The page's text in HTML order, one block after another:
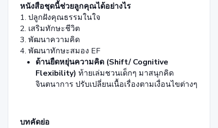
หนังสือชุดนี้ช่วยลูกคุณได้อย่างไร
1. ปลูกฝังคุณธรรมในใจ
2. เสริมทักษะชีวิต
3. พัฒนาความคิด
4. พัฒนาทักษะสมอง EF
ด้านยืดหยุ่นความคิด (Shift/ Cognitive
Flexibility) ท้ายเล่มชวนเด็กๆ มาสนุกคิด
จินตนาการ ปรับเปลี่ยนเนื้อเรื่องตามเงื่อนไขต่างๆ
บทคัดย่อ